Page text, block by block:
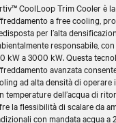
CoolLoop Trim Cooler è
a free cooling,
per l’alta
responsabile,
kW a 3000 kW. Questa
avanzata
ad alta densità di operare
temperature dell’acqua di
la flessibilità di scalare da
con mandata acqua a